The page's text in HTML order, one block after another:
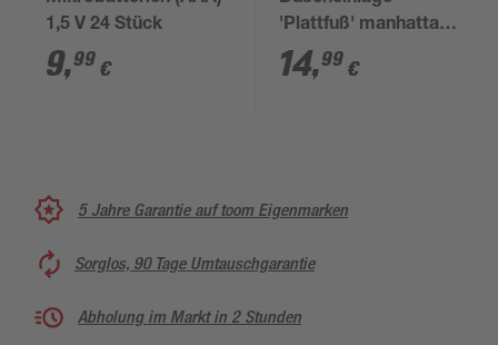
1,5 V 24 Stück
9,99 €
'Plattfuß' manhattan-
grau 54 x 54 cm
14,99 €
5 Jahre Garantie auf toom Eigenmarken
Sorglos, 90 Tage Umtauschgarantie
Abholung im Markt in 2 Stunden